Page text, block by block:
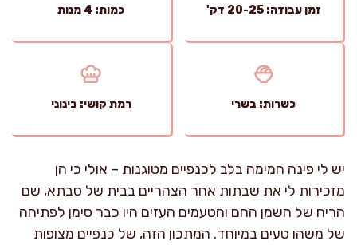
זמן עבודה: 20-25 דק' כמות: 4 מנות
כשרות: בשרי רמת קושי: בינוני
יש לי פינה חמימה בלב לכנפיים מטוגנות – אולי כי הן
מזכירות לי את שבתות אחר הצהריים בבית של סבתא, שם
הריח של השמן החם והטעמים העזים היו כבר סימן לפתיחה
של משהו טעים במיוחד. המתכון הזה, של כנפיים מצופות